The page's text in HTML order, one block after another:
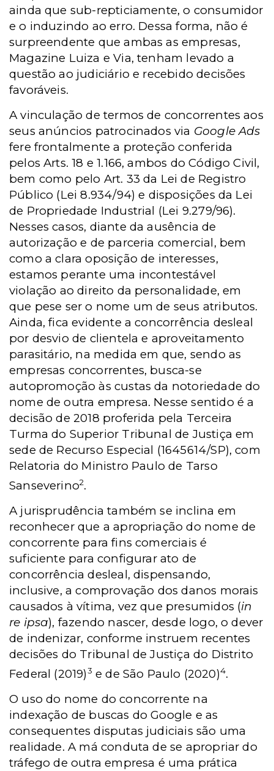
ainda que sub-repticiamente, o consumidor
e o induzindo ao erro. Dessa forma, não é
surpreendente que ambas as empresas,
Magazine Luiza e Via, tenham levado a
questão ao judiciário e recebido decisões
favoráveis.
A vinculação de termos de concorrentes aos
seus anúncios patrocinados via Google Ads
fere frontalmente a proteção conferida
pelos Arts. 18 e 1.166, ambos do Código Civil,
bem como pelo Art. 33 da Lei de Registro
Público (Lei 8.934/94) e disposições da Lei
de Propriedade Industrial (Lei 9.279/96).
Nesses casos, diante da ausência de
autorização e de parceria comercial, bem
como a clara oposição de interesses,
estamos perante uma incontestável
violação ao direito da personalidade, em
que pese ser o nome um de seus atributos.
Ainda, fica evidente a concorrência desleal
por desvio de clientela e aproveitamento
parasitário, na medida em que, sendo as
empresas concorrentes, busca-se
autopromoção às custas da notoriedade do
nome de outra empresa. Nesse sentido é a
decisão de 2018 proferida pela Terceira
Turma do Superior Tribunal de Justiça em
sede de Recurso Especial (1645614/SP), com
Relatoria do Ministro Paulo de Tarso
Sanseverino2.
A jurisprudência também se inclina em
reconhecer que a apropriação do nome de
concorrente para fins comerciais é
suficiente para configurar ato de
concorrência desleal, dispensando,
inclusive, a comprovação dos danos morais
causados à vítima, vez que presumidos (in
re ipsa), fazendo nascer, desde logo, o dever
de indenizar, conforme instruem recentes
decisões do Tribunal de Justiça do Distrito
Federal (2019)3 e de São Paulo (2020)4.
O uso do nome do concorrente na
indexação de buscas do Google e as
consequentes disputas judiciais são uma
realidade. A má conduta de se apropriar do
tráfego de outra empresa é uma prática